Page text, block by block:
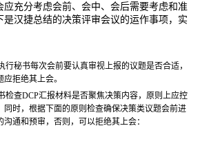
充分考虑会前、会中、会后需要考虑和准
汉捷总结的决策评审会议的运作事项，实
行秘书每次会前要认真审视上报的议题是否合适，
拒绝其上会。
检查DCP汇报材料是否聚焦决策内容，原则上应控
同时，根据下面的原则检查确保决策类议题会前进
沟通和预审，否则，可以拒绝其上会：